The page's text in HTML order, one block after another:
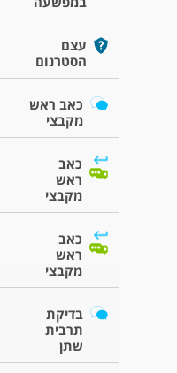
עצם
הסטרנום
כאב ראש
מקבצי
כאב
ראש
מקבצי
כאב
ראש
מקבצי
בדיקת
תרבית
שתן